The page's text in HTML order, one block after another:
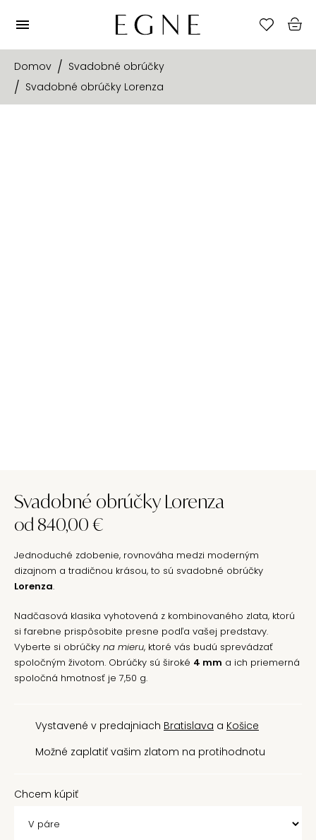
Domov
Svadobné obrúčky
Svadobné obrúčky Lorenza
Svadobné obrúčky Lorenza
od 840,00 €
Jednoduché zdobenie, rovnováha medzi moderným
dizajnom a tradičnou krásou, to sú svadobné obrúčky
Lorenza.
Nadčasová klasika vyhotovená z kombinovaného zlata, ktorú
si farebne prispôsobite presne podľa vašej predstavy.
Vyberte si obrúčky na mieru, ktoré vás budú sprevádzať
spoločným životom. Obrúčky sú široké 4 mm a ich priemerná
spoločná hmotnosť je 7,50 g.
Vystavené v predajniach Bratislava a Košice
Možné zaplatiť vašim zlatom na protihodnotu
Chcem kúpiť